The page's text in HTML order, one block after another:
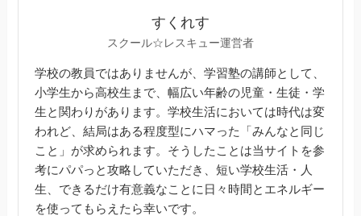
すくれす
スクール☆レスキュー運営者
学校の教員ではありませんが、学習塾の講師として、
小学生から高校生まで、幅広い年齢の児童・生徒・学
生と関わりがあります。学校生活においては時代は変
われど、結局はある程度型にハマった「みんなと同じ
こと」が求められます。そうしたことは当サイトを参
考にパパっと攻略していただき、短い学校生活・人
生、できるだけ有意義なことに日々時間とエネルギー
を使ってもらえたら幸いです。